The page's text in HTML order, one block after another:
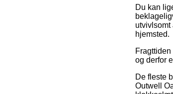
Du kan
hjemsted.
og derfor
De fleste
Outwell